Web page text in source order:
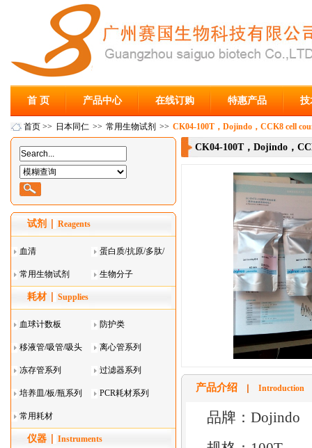
首 页 产品中心 在线订购 特惠产品 技
首页 >> 日本同仁 >> 常用生物试剂 >> CK04-100T，Dojindo，CCK8 cell
试剂 Reagents
血清 蛋白质/抗原/多肽/
酶
常用生物试剂 生物分子
耗材 Supplies
血球计数板 防护类
移液管/吸管/吸头
系列
离心管系列
冻存管系列 过滤器系列
培养皿/板/瓶系列 PCR耗材系列
常用耗材
仪器 Instruments
CK04-100T，Dojindo，
产品介绍 Introduction
品牌： Dojindo